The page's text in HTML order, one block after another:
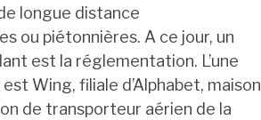
longue distance
ou piétonnières. A ce jour, un
est la réglementation. L’une
Wing, filiale d’Alphabet, maison
de transporteur aérien de la